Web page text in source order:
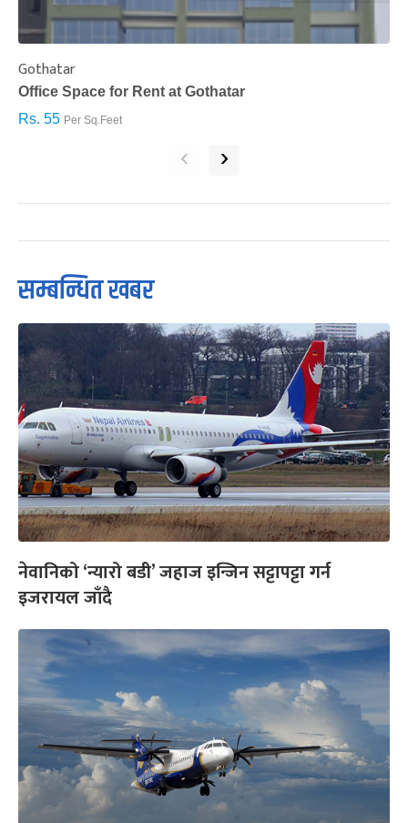
Gothatar
Office Space for Rent at Gothatar
Rs. 55 Per Sq.Feet
‹ ›
सम्बन्धित खबर
नेवानिको ‘न्यारो बडी’ जहाज इन्जिन सट्टापट्टा गर्न
इजरायल जाँदै